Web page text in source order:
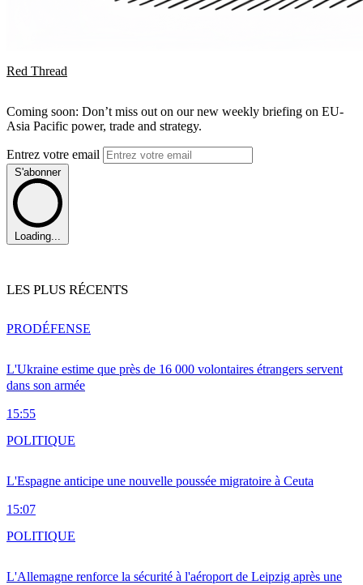
Red Thread
Coming soon: Don’t miss out on our new weekly briefing on EU-
Asia Pacific power, trade and strategy.
Entrez votre email
S'abonner
Loading...
LES PLUS RÉCENTS
L'Ukraine estime que près de 16 000 volontaires étrangers servent
dans son armée
15:55
PRODÉFENSE
L'Espagne anticipe une nouvelle poussée migratoire à Ceuta
15:07
POLITIQUE
L'Allemagne renforce la sécurité à l'aéroport de Leipzig après une
POLITIQUE